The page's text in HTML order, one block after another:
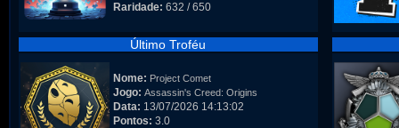
Raridade: 632 / 650
Último Troféu
Nome: Project Comet
Jogo: Assassin's Creed: Origins
Data: 13/07/2026 14:13:02
Pontos: 3.0